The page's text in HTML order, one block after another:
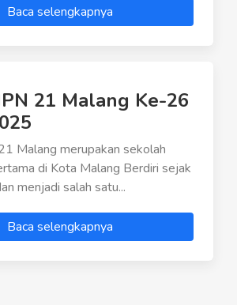
Baca selengkapnya
21 Malang Ke-26
Malang merupakan sekolah
di Kota Malang Berdiri sejak
menjadi salah satu...
Baca selengkapnya